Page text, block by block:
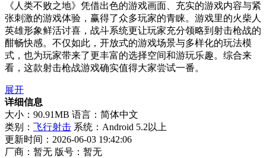
《人类不败之地》凭借出色的游戏画面、充实的游戏内容与紧
张刺激的游戏体验，赢得了众多玩家的青睐。游戏里的火柴人
英雄形象鲜活讨喜，战斗系统更让玩家充分领略到射击枪战的
酣畅快感。不仅如此，开放式的游戏场景与多样化的玩法模
式，也为玩家带来了更丰富的选择空间和游玩乐趣。综合来
看，这款射击枪战游戏确实值得大家尝试一番。
展开
详细信息
大小：90.91MB 语言：简体中文
类别： 飞行射击 系统：Android 5.2以上
更新时间：2026-06-03 19:42:06
厂商：暂无 版号：暂无